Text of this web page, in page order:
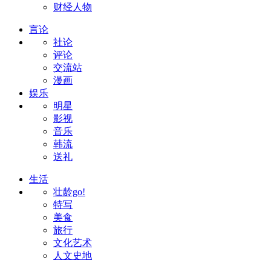
财经人物
言论
社论
评论
交流站
漫画
娱乐
明星
影视
音乐
韩流
送礼
生活
壮龄go!
特写
美食
旅行
文化艺术
人文史地